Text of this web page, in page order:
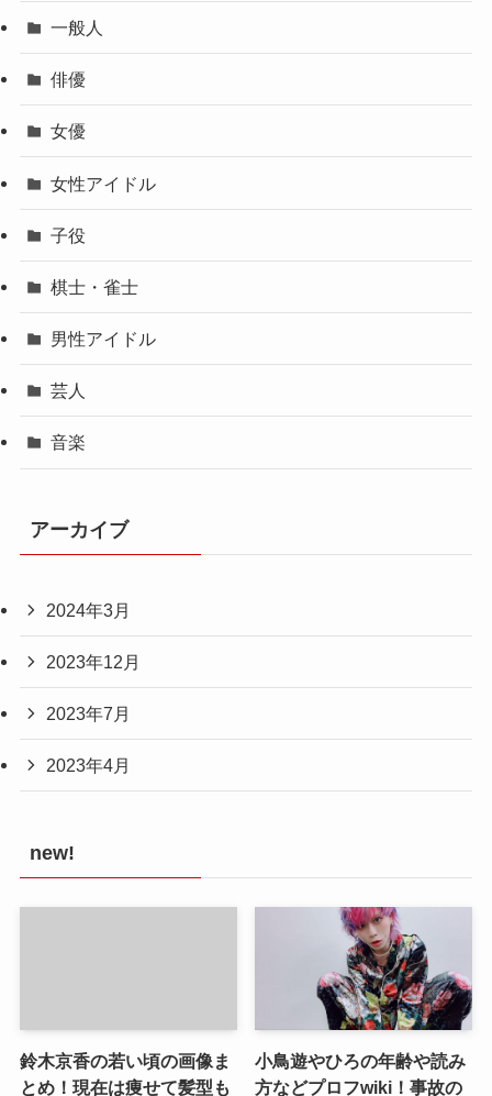
一般人
俳優
女優
女性アイドル
子役
棋士・雀士
男性アイドル
芸人
音楽
アーカイブ
2024年3月
2023年12月
2023年7月
2023年4月
new!
鈴木京香の若い頃の画像ま
とめ！現在は痩せて髪型も
小鳥遊やひろの年齢や読み
方などプロフwiki！事故の